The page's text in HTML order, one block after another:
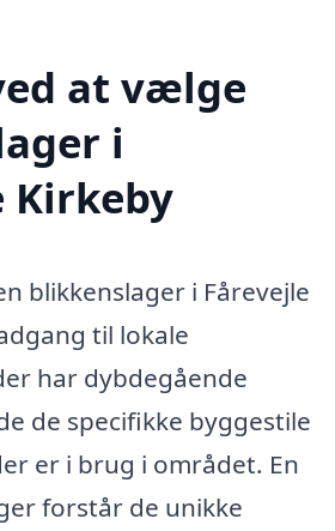
at vælge
i
Kirkeby
blikkenslager i Fårevejle
til lokale
har dybdegående
de specifikke byggestile
er i brug i området. En
forstår de unikke